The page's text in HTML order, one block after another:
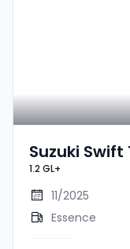
Suzuki Swift
1.2 GL+
11/2025
Essence